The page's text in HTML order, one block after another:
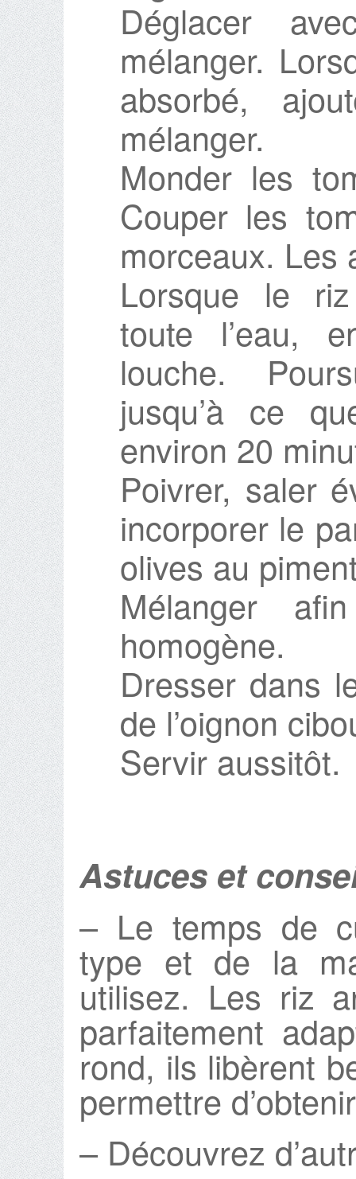
Déglacer
mélanger.
absorbé,
mélanger.
Monder les
Couper les
morceaux. Les
Lorsque le
toute l’eau,
louche.
jusqu’à ce
environ 20
Poivrer, saler
incorporer le
olives au
Mélanger
homogène.
Dresser dans
de l’oignon
Servir aussitôt.
Astuces et
– Le temps de
type et de la
utilisez. Les riz
parfaitement
rond, ils libèrent
permettre
– Découvrez